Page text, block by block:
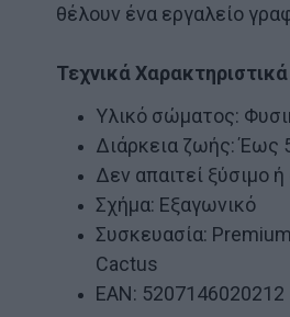
θέλουν ένα εργαλείο
Τεχνικά Χαρακτηριστικά
Υλικό σώματος:
Διάρκεια ζωής: Έως
Δεν απαιτεί ξύσιμο
Σχήμα: Εξαγωνικό
Συσκευασία:
Cactus
EAN: 5207146020212